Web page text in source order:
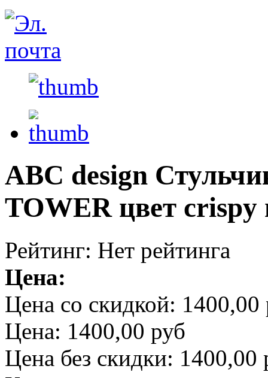
ABC design
TOWER цвет
Рейтинг: Нет рейтинга
Цена:
Цена со скидкой: 1400,00
Цена: 1400,00 руб
Цена без скидки: 1400,00